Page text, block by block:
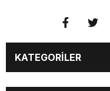
KATEGORİLER
GÜNDEM